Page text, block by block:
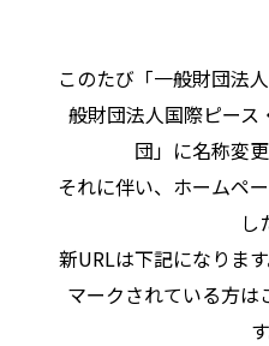
このたび「一般財団法
般財団法人国際ピース
団」に名称変
それに伴い、ホームペ
し
新URLは下記になりま
マークされている方は
す